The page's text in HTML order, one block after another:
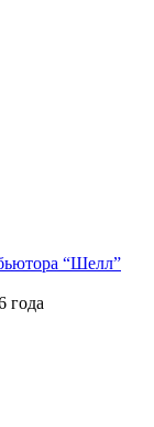
года